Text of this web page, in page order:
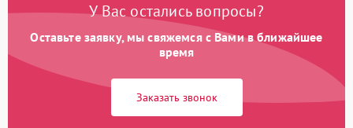
Не работает сушилка 2100 ₽ Подробнее →
Сбои в работе таймера 1700 ₽
У Вас остались вопросы?
Оставьте заявку, мы свяжемся с Вами в ближайшее
время
Заказать звонок